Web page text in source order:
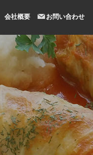
会社概要 お問い合わせ